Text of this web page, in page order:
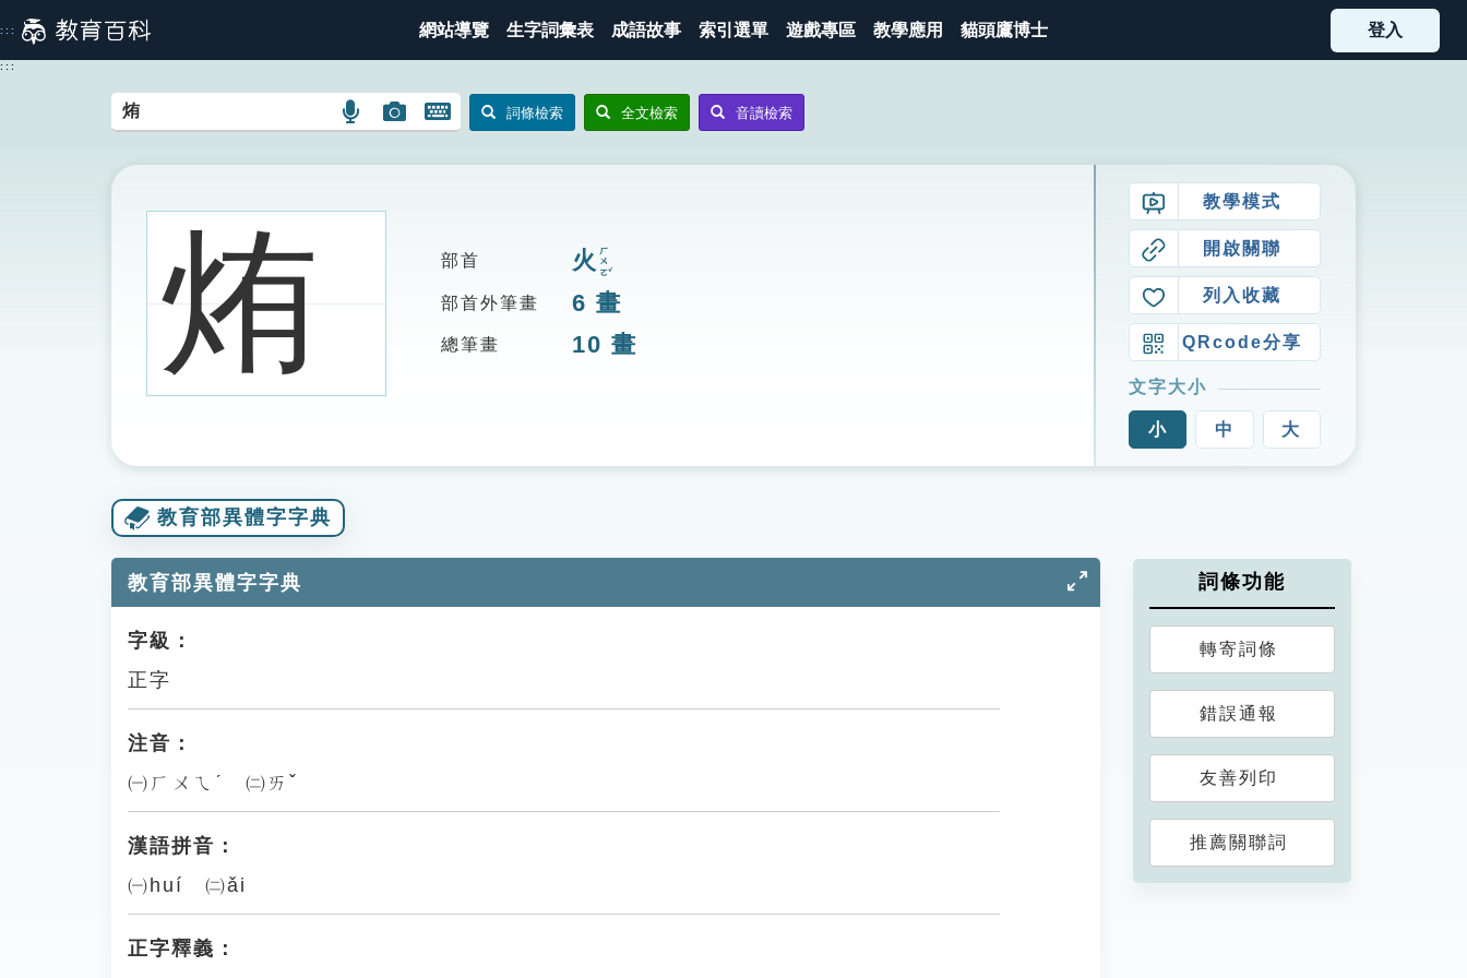
到
主
::: 網站導覽 生字詞彙表 成語故事 索引選單 遊戲專區 教學應用 貓頭鷹博士 登入
:::
語
搜
圖
圖
搜
開
鍵
詞條檢索 全文檢索 音讀檢索
烠 部首 火 ㄏㄨㄛˇ
部首外筆畫 6 畫
總筆畫 10 畫
教學模式
開啟關聯
列入收藏
QRcode分享
文字大小
小 中 大
教育部異體字字典
教育部異體字字典
字級：
正字
注音：
㈠ㄏㄨㄟˊ ㈡ㄞˇ
漢語拼音：
㈠huí ㈡ǎi
正字釋義：
詞條功能
轉寄詞條
錯誤通報
友善列印
推薦關聯詞